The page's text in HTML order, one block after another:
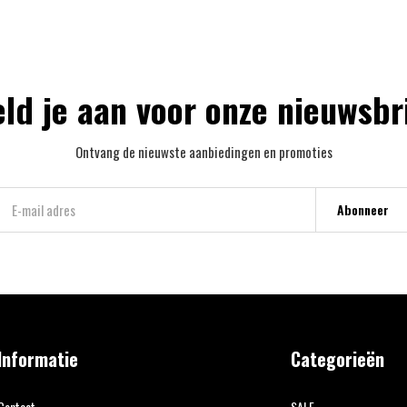
je aan voor onze
Ontvang de nieuwste aanbiedingen en promoties
Abonneer
Categorieën